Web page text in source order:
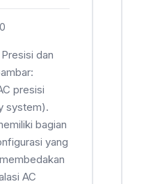
dan
presisi
system).
bagian
yang
AC